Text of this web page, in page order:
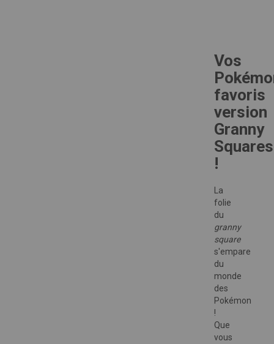
Vos
favoris
version
Granny
Squares
!
La
folie
du
granny
square
s'empare
du
monde
des
Pokémon
!
Que
vous